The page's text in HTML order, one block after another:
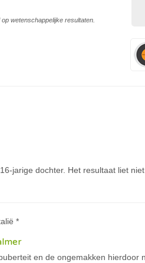
wetenschappelijke resultaten.
jarige dochter. Het resultaat liet niet
*
en de ongemakken hierdoor